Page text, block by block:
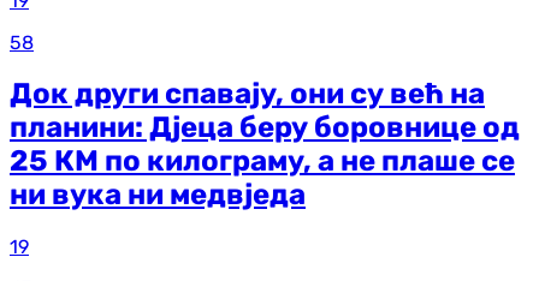
58
Док други спавају, они су већ на
планини: Дјеца беру боровнице од
25 КМ по килограму, а не плаше се
ни вука ни медвједа
19